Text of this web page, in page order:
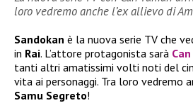
loro vedremo anche l’ex allievo di
Sandokan è la nuova serie TV che
in Rai. L’attore protagonista sarà
tanti altri amatissimi volti noti del
vita ai personaggi. Tra loro vedremo
Samu Segreto!